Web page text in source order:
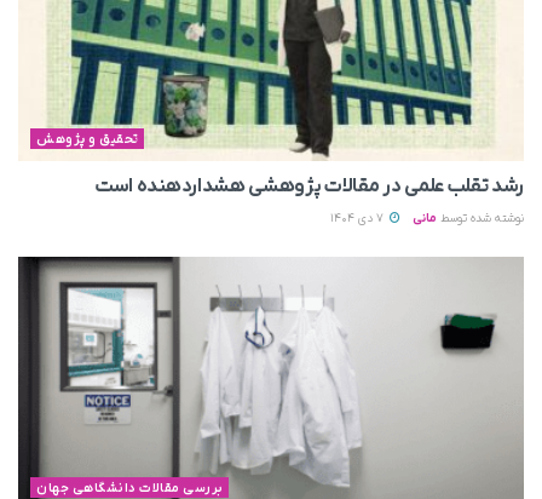
تحقیق و پژوهش
رشد تقلب علمی در مقالات پژوهشی هشداردهنده است
نوشته شده توسط مانی
بررسی مقالات دانشگاهی جهان